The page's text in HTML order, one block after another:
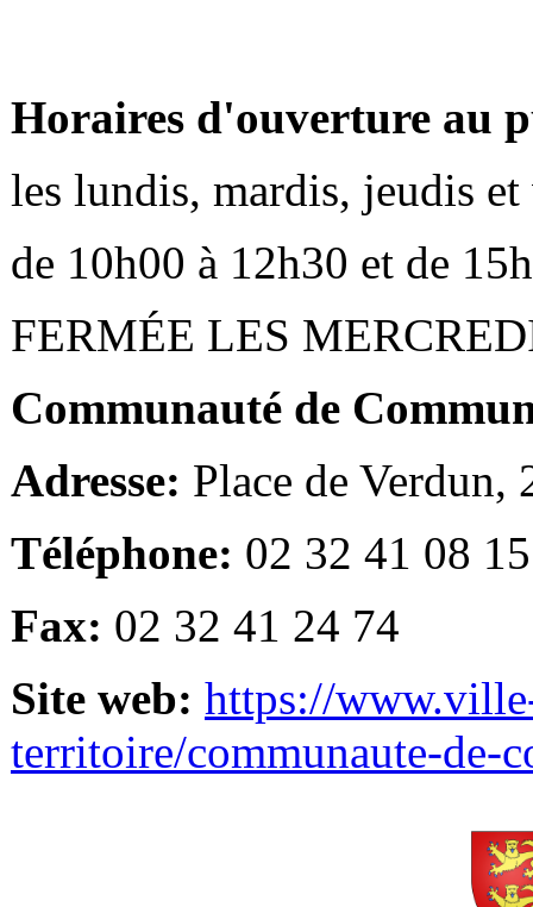
Horaires d'ouverture au
les lundis, mardis, jeudis et
de 10h00 à 12h30 et de
FERMÉE LES
Communauté de
Adresse: Place de Verdun,
Téléphone: 02 32 41 08 15
Fax: 02 32 41 24 74
Site web: https://
territoire/communaute-de-